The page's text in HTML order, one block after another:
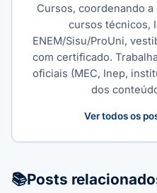
Cursos, coordenando
cursos técnicos,
ENEM/Sisu/ProUni,
com certificado.
oficiais (MEC, Inep,
dos
Ver todos os
📚Posts